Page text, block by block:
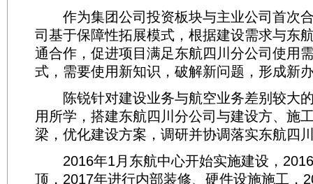
作为集团公司投资板块与主业公司首次
司基于保障性拓展模式，根据建设需求与东
通合作，促进项目满足东航四川分公司使用
式，需要使用新知识，破解新问题，形成新
陈锐针对建设业务与航空业务差别较大
用所学，搭建东航四川分公司与建设方、施
梁，优化建设方案，调研并协调落实东航四
2016年1月东航中心开始实施建设，
顶，2017年进行内部装修、硬件设施施工，